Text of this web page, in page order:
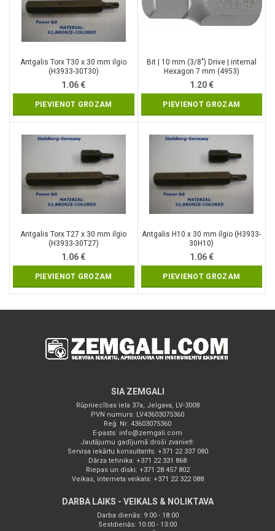
Antgalis Torx T30 x 30 mm ilgio
(H3933-30T30)
1.06€
PIEVIENOT GROZAM
Bit | 10 mm (3/8″) Drive | internal
Hexagon 7 mm (4953)
1.20€
PIEVIENOT GROZAM
Antgalis Torx T27 x 30 mm ilgio
(H3933-30T27)
1.06€
PIEVIENOT GROZAM
Antgalis H10 x 30 mm ilgio (H3933-
30H10)
1.06€
PIEVIENOT GROZAM
SIA ZEMGALI
Rūpniecības iela 37a, Jelgava, LV-3008
PVN numurs: LV43603075360
Reģ. Nr: 43603075360
E-pasts: info@zemgali.com
Jautājumu gadījumā droši zvaniet!:
Servisa iekārtu konsultants: +371 22 337 080
Dārza tehnika: +371 22 331 868
Riepas un diski: +371 28 457 802
Veikas, interneta veikals: +371 22 322 088
DARBA LAIKS - VEIKALS & NOLIKTAVA
Darba dienās: 9:00 - 18:00
Sestdienās: 10:00 - 13:00